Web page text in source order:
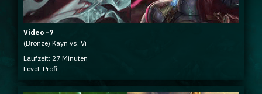
Video -7
(Bronze) Kayn vs. Vi
Laufzeit: 27 Minuten
Level: Profi